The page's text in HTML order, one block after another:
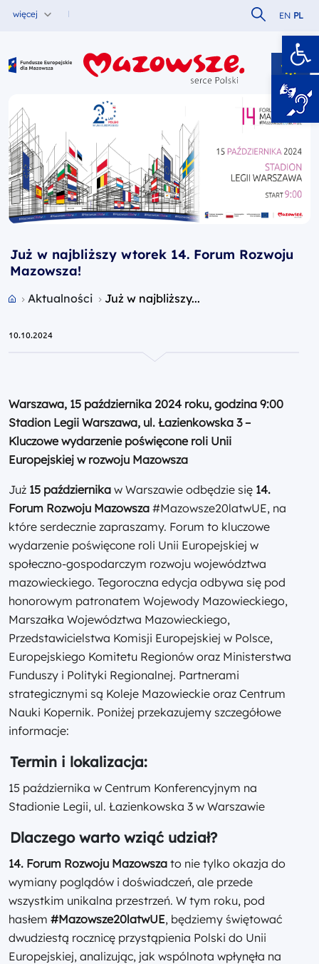
więcej Szukaj w
EN PL
Fundusze Europejskie dla Mazowsza
Już w najbliższy wtorek 14. Forum Rozwoju
Mazowsza!
Przejdź do strony głównej portalu
Aktualności Już w najbliższy...
10.10.2024
Warszawa, 15 października 2024 roku, godzina 9:00
Stadion Legii Warszawa, ul. Łazienkowska 3 –
Kluczowe wydarzenie poświęcone roli Unii
Europejskiej w rozwoju Mazowsza
Już 15 października w Warszawie odbędzie się 14.
Forum Rozwoju Mazowsza #Mazowsze20latwUE, na
które serdecznie zapraszamy. Forum to kluczowe
wydarzenie poświęcone roli Unii Europejskiej w
społeczno-gospodarczym rozwoju województwa
mazowieckiego. Tegoroczna edycja odbywa się pod
honorowym patronatem Wojewody Mazowieckiego,
Marszałka Województwa Mazowieckiego,
Przedstawicielstwa Komisji Europejskiej w Polsce,
Europejskiego Komitetu Regionów oraz Ministerstwa
Funduszy i Polityki Regionalnej. Partnerami
strategicznymi są Koleje Mazowieckie oraz Centrum
Nauki Kopernik. Poniżej przekazujemy szczegółowe
informacje:
Termin i lokalizacja:
15 października w Centrum Konferencyjnym na
Stadionie Legii, ul. Łazienkowska 3 w Warszawie
Dlaczego warto wziąć udział?
14. Forum Rozwoju Mazowsza to nie tylko okazja do
wymiany poglądów i doświadczeń, ale przede
wszystkim unikalna przestrzeń. W tym roku, pod
hasłem #Mazowsze20latwUE, będziemy świętować
dwudziestą rocznicę przystąpienia Polski do Unii
Europejskiej, analizując, jak wspólnota wpłynęła na